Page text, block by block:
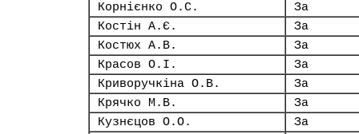
Корнієнко О.С.
За
Костін А.Є.
За
Костюх А.В.
За
Красов О.І.
За
Криворучкіна О.В.
За
Крячко М.В.
За
Кузнєцов О.О.
За